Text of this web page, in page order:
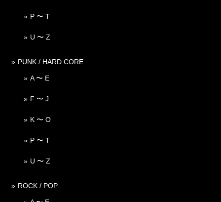
P 〜 T
U 〜 Z
PUNK / HARD CORE
A 〜 E
F 〜 J
K 〜 O
P 〜 T
U 〜 Z
ROCK / POP